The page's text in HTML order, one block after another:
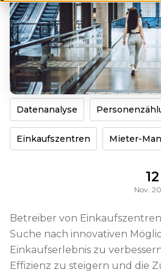
Datenanalyse
Einkaufszentren Mieter-
12
Nov.
Betreiber von
Suche nach innovativen
Einkaufserlebnis zu
Effizienz zu steigern und die